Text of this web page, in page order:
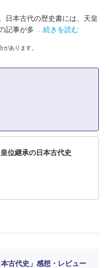
日本古代の歴史書には、天皇
記事が多
…続きを読む
あります。
位継承の日本古代史
古代史」感想・レビュー